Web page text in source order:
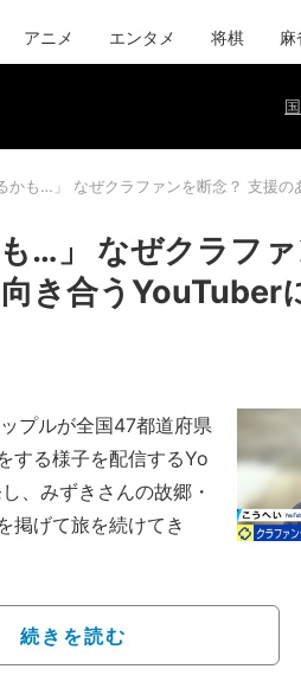
アニメ エンタメ 将棋 麻
かも…」 なぜクラファンを断念？ 支援の
…」 なぜクラフ
き合うYouTuber
プルが全国47都道府県
する様子を配信するYo
、みずきさんの故郷・
掲げて旅を続けてき
は「診断の結果とし
いう診断をいただい
続きを読む